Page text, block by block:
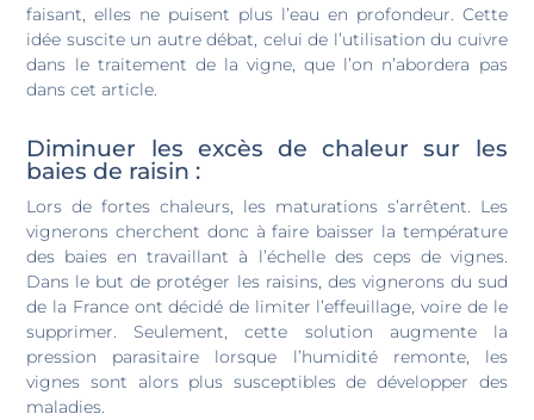
faisant, elles ne puisent plus l’eau en profondeur. Cette
idée suscite un autre débat, celui de l’utilisation du cuivre
dans le traitement de la vigne, que l’on n’abordera pas
dans cet article.
Diminuer les excès de chaleur sur les
baies de raisin :
Lors de fortes chaleurs, les maturations s’arrêtent. Les
vignerons cherchent donc à faire baisser la température
des baies en travaillant à l’échelle des ceps de vignes.
Dans le but de protéger les raisins, des vignerons du sud
de la France ont décidé de limiter l’effeuillage, voire de le
supprimer. Seulement, cette solution augmente la
pression parasitaire lorsque l’humidité remonte, les
vignes sont alors plus susceptibles de développer des
maladies.